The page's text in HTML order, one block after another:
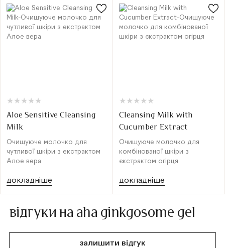
★
★ ★
★ ★
★ ★
★ ★
★
Aloe Sensitive Cleansing
Milk
Очищуюче молочко для
чутливої шкіри з екстрактом
Алое вера
докладніше
★
★ ★
★ ★
★ ★
★ ★
★
Cleansing Milk with
Cucumber Extract
Очищуюче молочко для
комбінованої шкіри з
єкстрактом огірця
докладніше
відгуки на aha ginkgosome gel
залишити відгук